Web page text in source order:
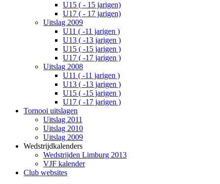
U15 ( - 15 jarigen)
U17 ( - 17 jarigen)
Uitslag 2009
U11 ( -11 jarigen )
U13 ( -13 jarigen )
U15 ( -15 jarigen )
U17 ( -17 jarigen )
Uitslag 2008
U11 ( -11 jarigen )
U13 ( -13 jarigen )
U15 ( -15 jarigen )
U17 ( -17 jarigen )
Tornooi uitslagen
Uitslag 2011
Uitslag 2010
Uitslag 2009
Wedstrijdkalenders
Wedstrijden Limburg 2013
VJF kalender
Club websites